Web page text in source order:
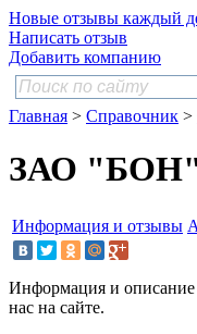
Новые отзывы каждый
Написать отзыв
Добавить компанию
Главная > Справочник >
ЗАО "БОН"
Информация и отзывы
Информация и описание
нас на сайте.